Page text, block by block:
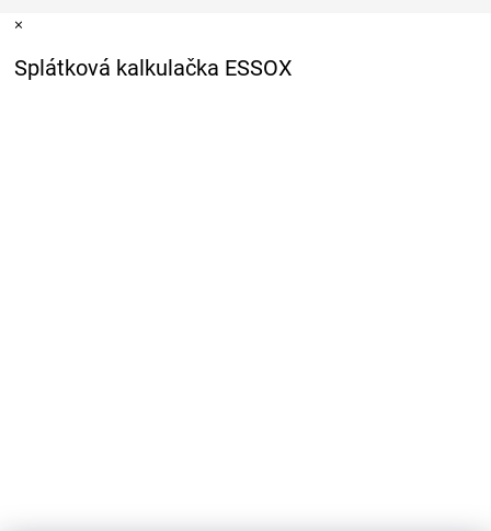
×
Splátková kalkulačka ESSOX